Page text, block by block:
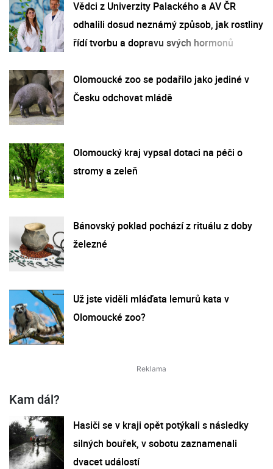
Vědci z Univerzity Palackého a AV ČR
odhalili dosud neznámý způsob, jak rostliny
řídí tvorbu a dopravu svých hormonů
Olomoucké zoo se podařilo jako jediné v
Česku odchovat mládě
Olomoucký kraj vypsal dotaci na péči o
stromy a zeleň
Bánovský poklad pochází z rituálu z doby
železné
Už jste viděli mláďata lemurů kata v
Olomoucké zoo?
Kam dál?
Hasiči se v kraji opět potýkali s následky
silných bouřek, v sobotu zaznamenali
dvacet událostí